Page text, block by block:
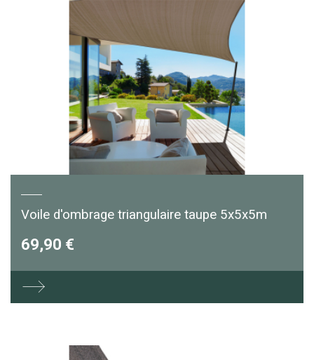
Voile d'ombrage triangulaire taupe 5x5x5m
69,90 €